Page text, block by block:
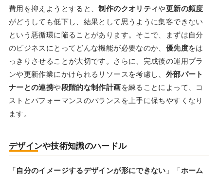
費用を抑えようとすると、制作のクオリティや更新の頻度
がどうしても低下し、結果として思うように集客できない
という悪循環に陥ることがあります。そこで、まずは自分
のビジネスにとってどんな機能が必要なのか、 優先度をは
っきりさせることが大切です。さらに、完成後の運用プラ
ンや更新作業にかけられるリソースを考慮し、 外部パート
ナーとの連携や段階的な制作計画を練ることによって、コ
ストとパフォーマンスのバランスを上手に保ちやすくなり
ます。
デザインや技術知識のハードル
「自分のイメージするデザインが形にできない 」「ホーム